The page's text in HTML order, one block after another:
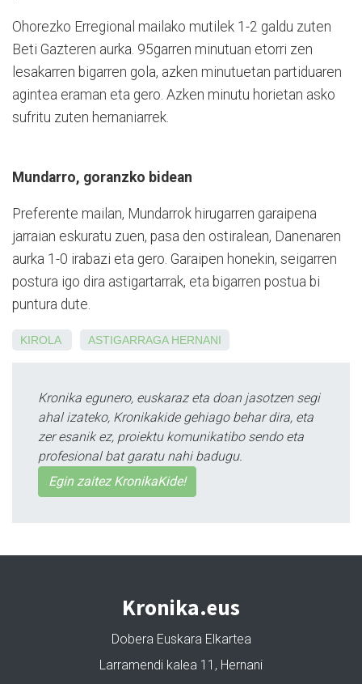
Ohorezko Erregional mailako mutilek 1-2 galdu zuten
Beti Gazteren aurka. 95garren minutuan etorri zen
lesakarren bigarren gola, azken minutuetan partiduaren
agintea eraman eta gero. Azken minutu horietan asko
sufritu zuten hernaniarrek.
Mundarro, goranzko bidean
Preferente mailan, Mundarrok hirugarren garaipena
jarraian eskuratu zuen, pasa den ostiralean, Danenaren
aurka 1-0 irabazi eta gero. Garaipen honekin, seigarren
postura igo dira astigartarrak, eta bigarren postua bi
puntura dute.
KIROLA ASTIGARRAGA HERNANI
Kronika egunero, euskaraz eta doan jasotzen segi
ahal izateko, Kronikakide gehiago behar dira, eta
zer esanik ez, proiektu komunikatibo sendo eta
profesional bat garatu nahi badugu.
Egin zaitez KronikaKide!
Kronika.eus
Dobera Euskara Elkartea
Larramendi kalea 11, Hernani